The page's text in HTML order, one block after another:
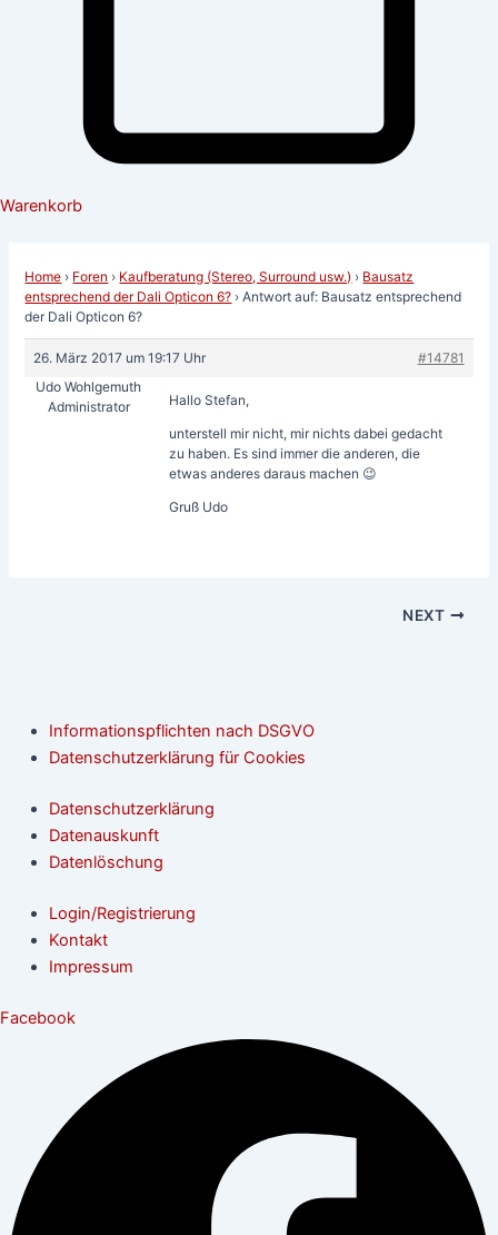
Warenkorb
Home › Foren › Kaufberatung (Stereo, Surround usw.) › Bausatz
entsprechend der Dali Opticon 6? › Antwort auf: Bausatz entsprechend
der Dali Opticon 6?
26. März 2017 um 19:17 Uhr
#14781
Udo Wohlgemuth
Administrator
Hallo Stefan,
unterstell mir nicht, mir nichts dabei gedacht
zu haben. Es sind immer die anderen, die
etwas anderes daraus machen 😉
Gruß Udo
NEXT
Informationspflichten nach DSGVO
Datenschutzerklärung für Cookies
Datenschutzerklärung
Datenauskunft
Datenlöschung
Login/Registrierung
Kontakt
Impressum
Facebook